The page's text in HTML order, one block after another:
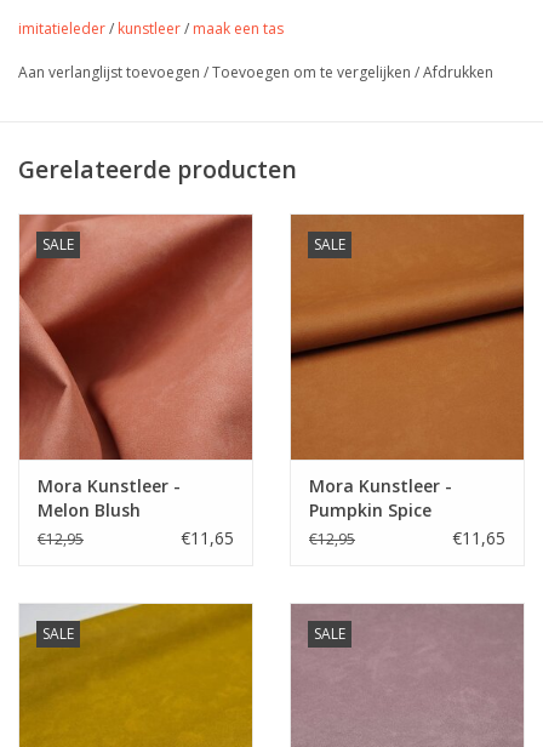
combineren. Deze sterke, flexibele stof is eenvoudig te naaien
rugzakken, heuptasjes, portemonnees of decoratieve
Kleur
afmeting
0,68m breed
Samenstelling 100% Polyurethaan
Gewicht
630gr/m2
Toepassing
tassen, zakken,
Stretch
imitatieleder/ kunstleer/ maak een tas
Aan verlanglijst toevoegen /Toevoegen om te vergelijken /Afdrukken
Gerelateerde producten
SALE
Mora Kunstleer -
Melon Blush
€12,95 €11,65
SALE
Mora Kunstleer -
Pumpkin Spice
€12,95 €11,65
SALE SALE